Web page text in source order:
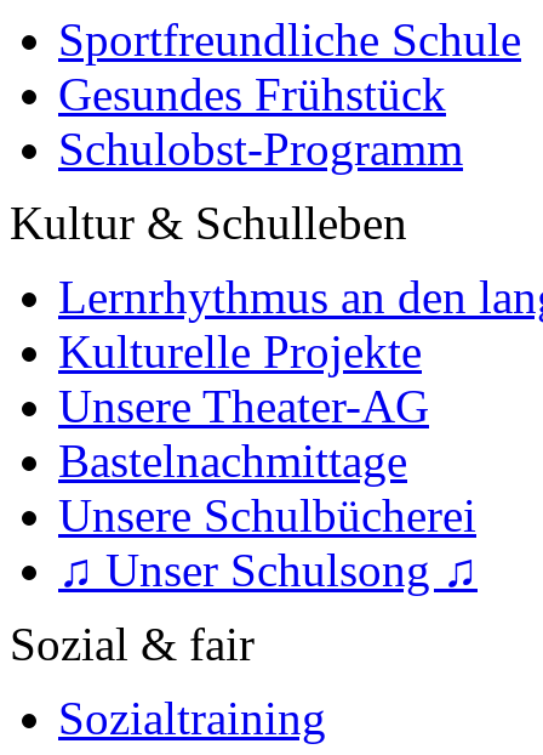
Sportfreundliche Schule
Gesundes Frühstück
Schulobst-Programm
Kultur & Schulleben
Lernrhythmus an den
Kulturelle Projekte
Unsere Theater-AG
Bastelnachmittage
Unsere Schulbücherei
♫ Unser Schulsong ♫
Sozial & fair
Sozialtraining